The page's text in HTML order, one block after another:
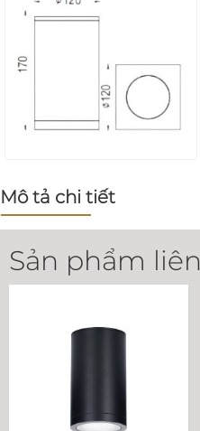
Mô tả chi tiết
Sản phẩm